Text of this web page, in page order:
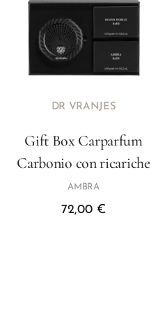
DR VRANJES
Gift Box Carparfum
Carbonio con ricariche
AMBRA
72,00 €